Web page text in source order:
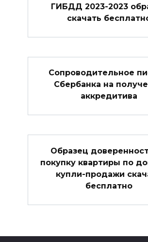
ГИБДД 2023-2023
скачать
Сопроводительное
Сбербанка на
аккредитива
Образец
покупку квартиры по
купли-продажи
бесплатно